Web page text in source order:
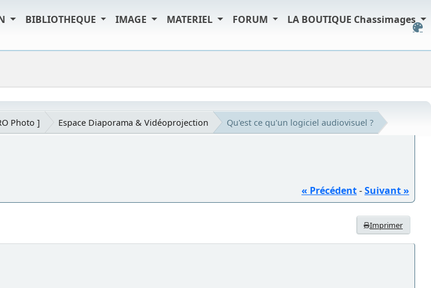
BIBLIOTHEQUE IMAGE MATERIEL FORUM LA BOUTIQUE Chassimages
Photo ] Espace Diaporama & Vidéoprojection Qu'est ce qu'un logiciel audiovisuel ?
« Précédent-Suivant »
Imprimer